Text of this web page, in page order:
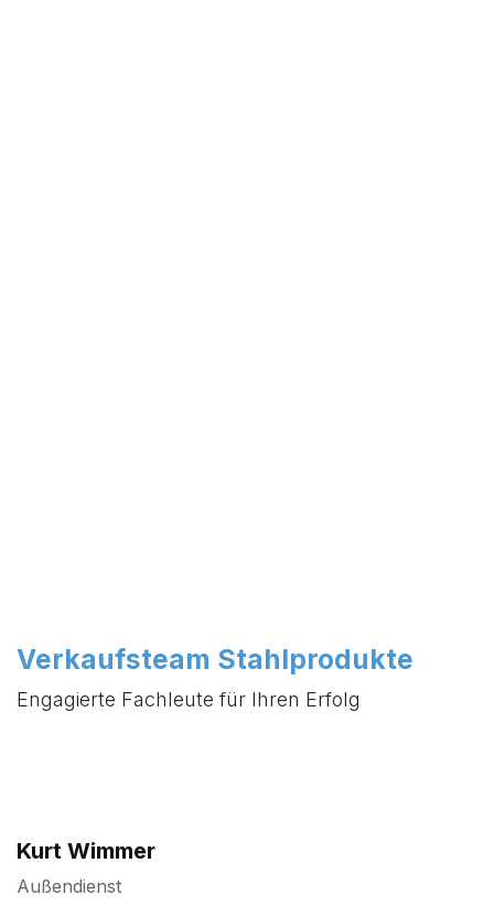
Verkaufsteam Stahlprodukte
Engagierte Fachleute für Ihren Erfolg
Kurt Wimmer
Außendienst